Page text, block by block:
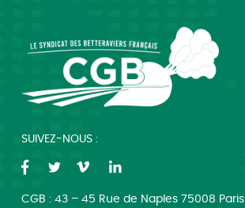
SUIVEZ-NOUS :
CGB : 43 – 45 Rue de Naples 75008 Paris